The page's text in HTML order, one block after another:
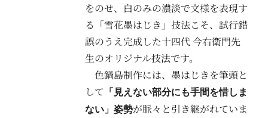
をのせ、白のみの濃淡で文様を表現す
る「雪花墨はじき」技法こそ、試行錯
誤のうえ完成した十四代 今右衛門先
生のオリジナル技法です。
色鍋島制作には、墨はじきを筆頭と
して 「見えない部分にも手間を惜しま
ない」姿勢が脈々と引き継がれていま